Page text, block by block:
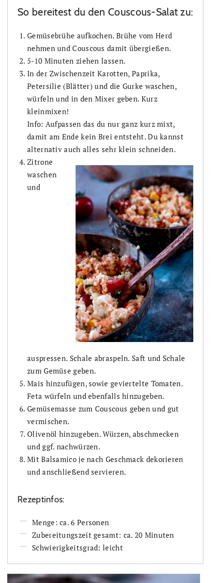
So bereitest du den Couscous-Salat zu:
Gemüsebrühe aufkochen. Brühe vom Herd
nehmen und Couscous damit übergießen.
5-10 Minuten ziehen lassen.
In der Zwischenzeit Karotten, Paprika,
Petersilie (Blätter) und die Gurke waschen,
würfeln und in den Mixer geben. Kurz
kleinmixen!
Info: Aufpassen das du nur ganz kurz mixt,
damit am Ende kein Brei entsteht. Du kannst
alternativ auch alles sehr klein schneiden.
Zitrone
waschen
und
auspressen. Schale abraspeln. Saft und Schale
zum Gemüse geben.
Mais hinzufügen, sowie geviertelte Tomaten.
Feta würfeln und ebenfalls hinzugeben.
Gemüsemasse zum Couscous geben und gut
vermischen.
Olivenöl hinzugeben. Würzen, abschmecken
und ggf. nachwürzen.
Mit Balsamico je nach Geschmack dekorieren
und anschließend servieren.
Rezeptinfos:
Menge: ca. 6 Personen
Zubereitungszeit gesamt: ca. 20 Minuten
Schwierigkeitsgrad: leicht